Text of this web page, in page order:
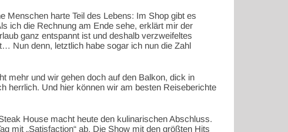
Menschen harte Teil des Lebens: Im Shop gibt es
ich die Rechnung am Ende sehe, erklärt mir der
ganz entspannt ist und deshalb verzweifeltes
Nun denn, letztlich habe sogar ich nun die Zahl
mehr und wir gehen doch auf den Balkon, dick in
herrlich. Und hier können wir am besten Reiseberichte
House macht heute den kulinarischen Abschluss.
mit „Satisfaction“ ab. Die Show mit den größten Hits